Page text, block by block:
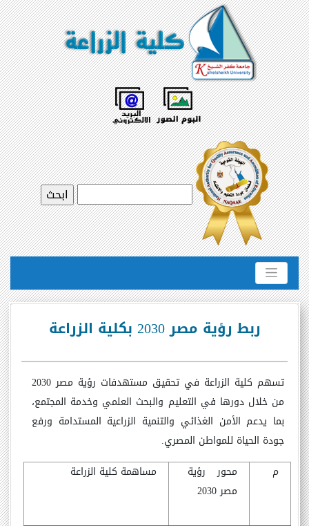
ربط رؤية مصر 2030 بكلية الزراعة
تسهم كلية الزراعة في تحقيق مستهدفات رؤية مصر 2030
من خلال دورها في التعليم والبحث العلمي وخدمة المجتمع،
بما يدعم الأمن الغذائي والتنمية الزراعية المستدامة ورفع
جودة الحياة للمواطن المصري.
م
محور رؤية
مصر 2030
مساهمة كلية الزراعة